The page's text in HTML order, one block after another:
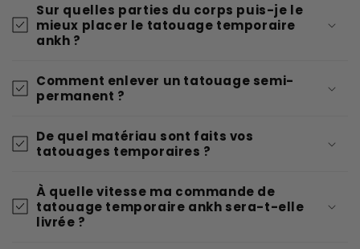
Sur quelles parties du corps puis-je le
mieux placer le tatouage temporaire
ankh ?
Comment enlever un tatouage semi-
permanent ?
De quel matériau sont faits vos
tatouages temporaires ?
À quelle vitesse ma commande de
tatouage temporaire ankh sera-t-elle
livrée ?